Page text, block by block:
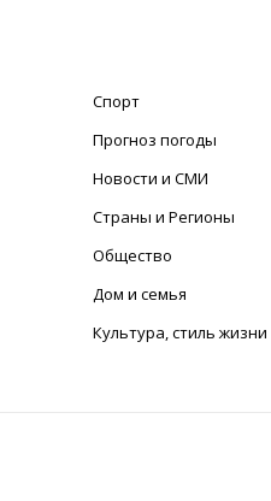
Спорт
Прогноз погоды
Новости и СМИ
Страны и Регионы
Общество
Дом и семья
Культура, стиль жизни